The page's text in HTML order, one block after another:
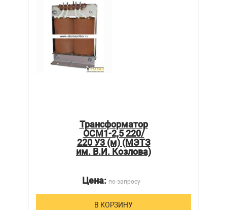
Трансформатор
ОСМ1-2,5 220/
220 У3 (м) (МЭТЗ
им. В.И. Козлова)
Цена:по запросу
В КОРЗИНУ